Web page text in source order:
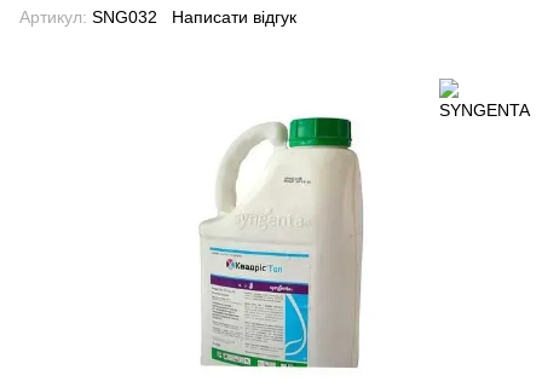
Артикул: SNG032 Написати відгук